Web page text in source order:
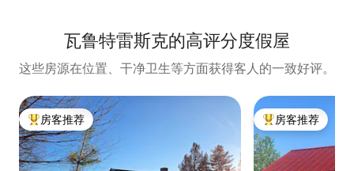
瓦鲁特雷斯克的高评分度假屋
这些房源在位置、干净卫生等方面获得客人的一致好评。
热门「房客推荐」
房客推荐 热门「房客推荐」
房客推荐